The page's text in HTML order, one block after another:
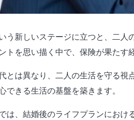
う新しいステージに立つと、二人
トを思い描く中で、保険が果たす
とは異なり、二人の生活を守る視
できる生活の基盤を築きます。
は、結婚後のライフプランにおけ